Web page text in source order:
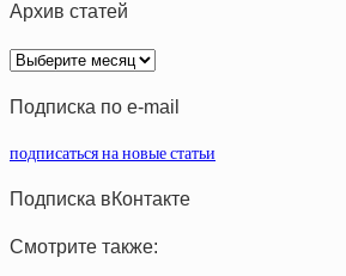
Архив статей
Архив
статей
Подписка по e-mail
подписаться на новые статьи
Подписка вКонтакте
Смотрите также: